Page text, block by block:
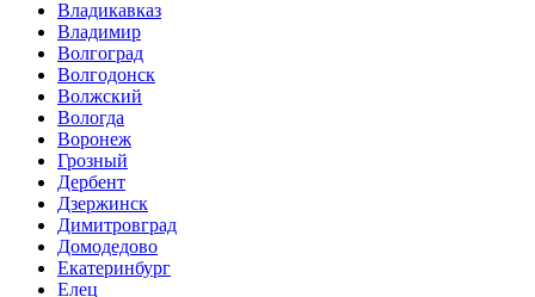
Владикавказ
Владимир
Волгоград
Волгодонск
Волжский
Вологда
Воронеж
Грозный
Дербент
Дзержинск
Димитровград
Домодедово
Екатеринбург
Елец